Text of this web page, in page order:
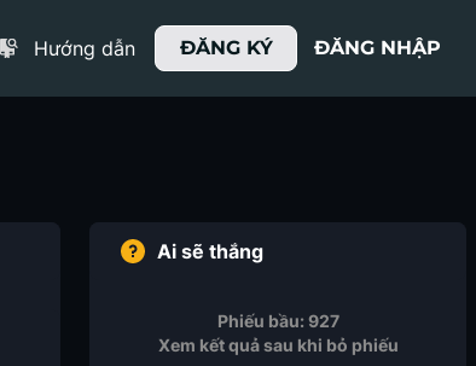
Hướng dẫn ĐĂNG KÝ ĐĂNG NHẬP
Ai sẽ thắng
Phiếu bầu:927
Xem kết quả sau khi bỏ phiếu